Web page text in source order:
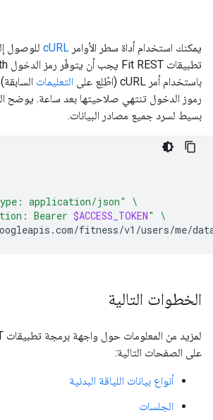
يمكنك استخدام أداة سطر الأوامر cURL للوصول
باستخدام أمر cURL (اطّلِع على
التعليمات
بسيط لسرد جميع مصادر البيانات.
application/json"
\
Bearer $ACCESS_TOKEN"
\
fitness/v1/users/me/
الخطوات التالية
على الصفحات التالية:
أنواع بيانات اللياقة البدنية
الجلسات